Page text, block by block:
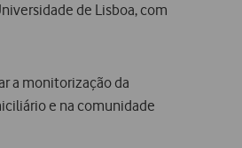
de Lisboa, com
a monitorização da
e na comunidade